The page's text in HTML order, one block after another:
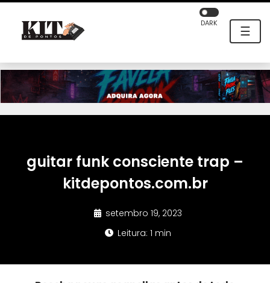
☰
DARK
guitar funk consciente trap –
kitdepontos.com.br
setembro 19, 2023
Leitura: 1 min